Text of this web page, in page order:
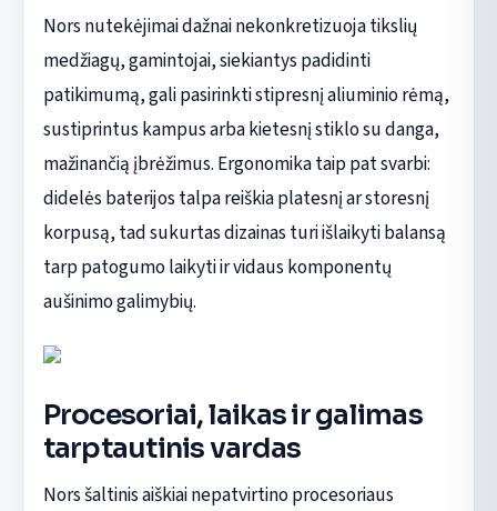
Nors nutekėjimai dažnai nekonkretizuoja tikslių
medžiagų, gamintojai, siekiantys padidinti
patikimumą, gali pasirinkti stipresnį aliuminio rėmą,
sustiprintus kampus arba kietesnį stiklo su danga,
mažinančią įbrėžimus. Ergonomika taip pat svarbi:
didelės baterijos talpa reiškia platesnį ar storesnį
korpusą, tad sukurtas dizainas turi išlaikyti balansą
tarp patogumo laikyti ir vidaus komponentų
aušinimo galimybių.
Procesoriai, laikas ir galimas
tarptautinis vardas
Nors šaltinis aiškiai nepatvirtino procesoriaus